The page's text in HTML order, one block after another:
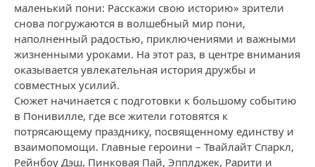
маленький пони: Расскажи свою историю» зрители
снова погружаются в волшебный мир пони,
наполненный радостью, приключениями и важными
жизненными уроками. На этот раз, в центре внимания
оказывается увлекательная история дружбы и
совместных усилий.
Сюжет начинается с подготовки к большому событию
в Понивилле, где все жители готовятся к
потрясающему празднику, посвященному единству и
взаимопомощи. Главные героини – Твайлайт Спаркл,
Рейнбоу Дэш, Пинковая Пай, Эпплджек, Рарити и